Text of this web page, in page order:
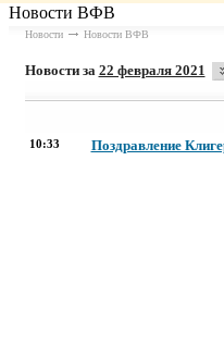
Новости ВФВ
Новости Новости ВФВ
Новости за 22 февраля 2021
10:33 Поздравление